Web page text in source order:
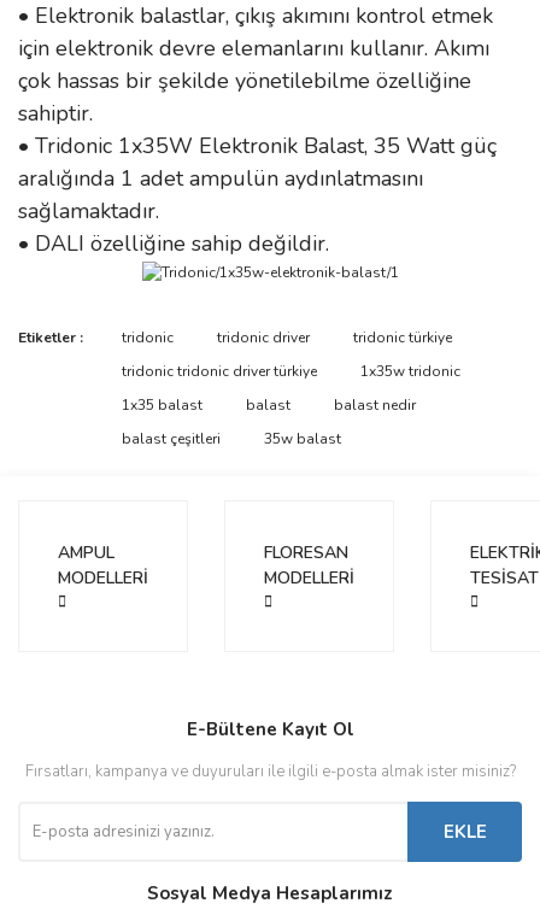
• Elektronik balastlar, çıkış akımını kontrol etmek
için elektronik devre elemanlarını kullanır. Akımı
çok hassas bir şekilde yönetilebilme özelliğine
sahiptir.
• Tridonic 1x35W Elektronik Balast, 35 Watt güç
aralığında 1 adet ampulün aydınlatmasını
sağlamaktadır.
• DALI özelliğine sahip değildir.
Bu ürüne ilk yorumu siz yapın!
Yorum Yaz
Bu ürünün fiyat bilgisi, resim, ürün açıklamalarında ve diğer
tarafımıza iletebilirsiniz.
Görüş ve önerileriniz için teşekkür ederiz.
Ürün fiyatı diğer sitelerden daha pahalı.
Bu ürüne benzer farklı alternatifler olmalı.
Etiketler : tridonic tridonic driver
tridonic türkiye
tridonic tridonic driver türkiye
1x35w tridonic
1x35 balast
balast
balast nedir
balast çeşitleri
35w balast
AMPUL
MODELLERİ
FLORESAN
MODELLERİ
TESİSAT
E-Bültene Kayıt Ol
Fırsatları, kampanya ve duyuruları ile ilgili e-posta almak ister misiniz?
EKLE
Sosyal Medya Hesaplarımız